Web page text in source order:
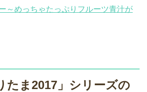
～めっちゃたっぷりフルーツ青汁が
たま2017」シリーズの